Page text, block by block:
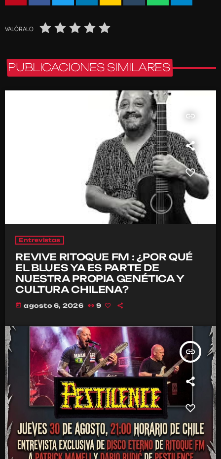
VALÓRALO
PUBLICACIONES SIMILARES
insert_link
Entrevistas
REVIVE RITOQUE FM : ¿POR QUÉ
EL BLUES YA ES PARTE DE
NUESTRA PROPIA GENÉTICA Y
CULTURA CHILENA?
today agosto 6, 2026 9
insert_link